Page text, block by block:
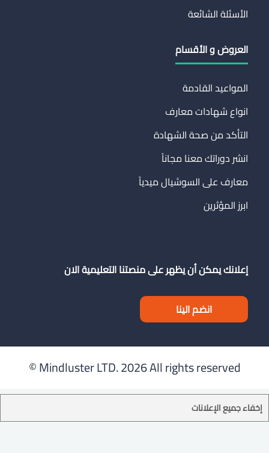
الأسئلة الشائعة
العروض و الأقسام
المواعيد القادمة
انواع شهادات معارف
التأكد من صحة الشهادة
انشر دوراتك معنا مجاناً
معارف على السوشيال ميدياً
ابرز المؤثرين
إعلانك يمكن أن يظهر على منصتنا التعليمية الان
انضم الينا
Mindluster LTD.2026 All rights reserved ©
إخفاء جميع الإعلانات